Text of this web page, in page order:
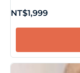
NT$1,999